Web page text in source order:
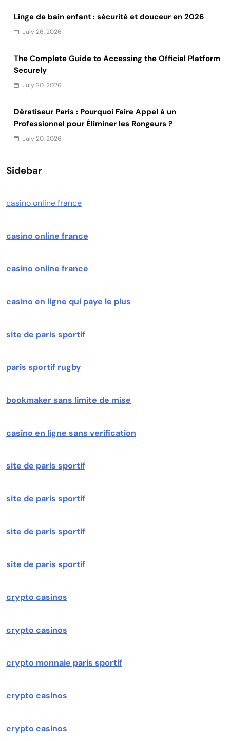
Linge de bain enfant : sécurité et douceur en 2026
July 26, 2026
The Complete Guide to Accessing the Official Platform
Securely
July 20, 2026
Dératiseur Paris : Pourquoi Faire Appel à un
Professionnel pour Éliminer les Rongeurs ?
July 20, 2026
Sidebar
casino online france
casino online france
casino online france
casino en ligne qui paye le plus
site de paris sportif
paris sportif rugby
bookmaker sans limite de mise
casino en ligne sans verification
site de paris sportif
site de paris sportif
site de paris sportif
site de paris sportif
crypto casinos
crypto casinos
crypto monnaie paris sportif
crypto casinos
crypto casinos